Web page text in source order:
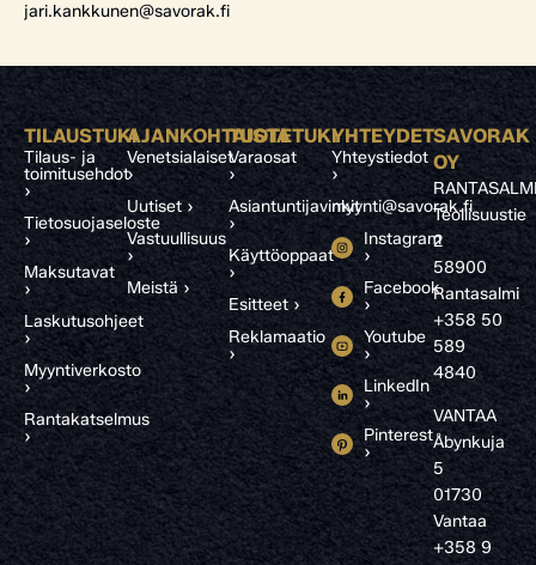
jari.kankkunen@savorak.fi
TILAUSTUKI
Tilaus- ja
toimitusehdot
›
Tietosuojaseloste
›
Maksutavat
›
Laskutusohjeet
›
Myyntiverkosto
›
Rantakatselmus
›
AJANKOHTAISTA
Venetsialaiset
›
Uutiset ›
Vastuullisuus
›
Meistä ›
TUOTETUKI
Varaosat
›
Asiantuntijavinkit
›
Käyttöoppaat
›
Esitteet ›
Reklamaatio
›
YHTEYDET
Yhteystiedot
›
myynti@savorak.fi
Instagram
›
Facebook
›
Youtube
›
LinkedIn
›
Pinterest
›
SAVORAK
OY
Teollisuustie
2
58900
Rantasalmi
+358 50
589
4840
VANTAA
Åbynkuja
5
01730
Vantaa
+358 9